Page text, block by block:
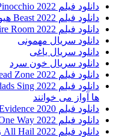
دانلود فیلم Pinocchio 2022 پینوکیو
دانلود فیلم Beast 2022 هیولا
دانلود فیلم Wire Room 2022 اتاق شنود
دانلود سریال مهمونی
دانلود سریال یاغی
دانلود سریال خون سرد
دانلود فیلم 2022 Dead Zone منطقه مرده
ها آواز می خوانند
دانلود فیلم 2020 Invisible Evidence گواه نامرئی
دانلود فیلم One Way 2022 یک طرفه
دانلود فیلم All Hail 2022 زنده باد